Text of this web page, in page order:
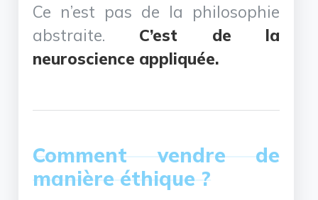
Ce n’est pas de la philosophie
abstraite. C’est de la
neuroscience appliquée.
Comment vendre de
manière éthique ?